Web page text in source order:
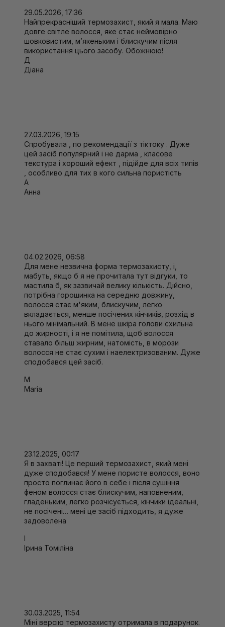
29.05.2026, 17:36
Найпрекрасніший термозахист, який я мала. Маю
довге світле волосся, яке стає неймовірно
шовковистим, мʼякеньким і блискучим після
використання цього засобу. Обожнюю!
Д
Діана
27.03.2026, 19:15
Спробувала , по рекомендації з тіктоку . Дуже
цей засіб популярний і не дарма , класове
текстура і хороший ефект , підійде для всіх типів
, особливо для тих в кого сильна пористість
А
Анна
04.02.2026, 06:58
Для мене незвична форма термозахисту, і,
мабуть, якщо б я не прочитала тут відгуки, то
мастила б, як зазвичай велику кількість. Дійсно,
потрібна горошинка на середню довжину,
волосся стає м'яким, блискучим, легко
вкладається, менше посічених кінчиків, розхід в
нього мінімальний. В мене шкіра голови схильна
до жирності, і я не помітила, щоб волосся
ставало більш жирним, натомість, в морози
волосся не стає сухим і наелектризованим. Дуже
сподобався цей засіб.
M
Maria
23.12.2025, 00:17
Я в захваті! Це перший термозахист, який мені
дуже сподобався! У мене пористе волосся, воно
просто поглинає його в себе і після сушіння
феном волосся стає блискучим, наповненим,
гладеньким, легко розчісується, кінчики ідеальні,
не посічені… мені це засіб підходить, я дуже
задоволена
І
Ірина Томіліна
30.03.2025, 11:54
Міні версію термозахисту отримала в подарунок.